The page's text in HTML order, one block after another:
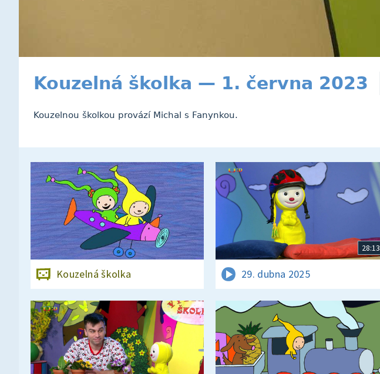
Kouzelná školka — 1. června 2023
Kouzelnou školkou provází Michal s Fanynkou.
Kouzelná školka
28:13
29. dubna 2025